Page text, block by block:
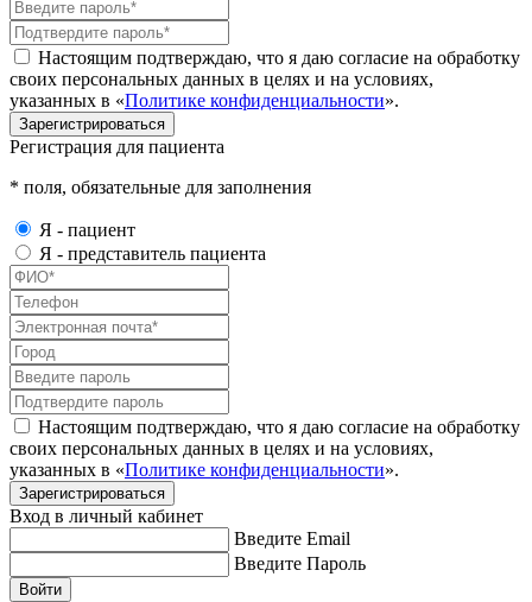
Настоящим подтверждаю, что я даю согласие на обработку
своих персональных данных в целях и на условиях,
указанных в «Политике конфиденциальности».
Зарегистрироваться
Регистрация для пациента
* поля, обязательные для заполнения
Я - пациент
Я - представитель пациента
Настоящим подтверждаю, что я даю согласие на обработку
своих персональных данных в целях и на условиях,
указанных в «Политике конфиденциальности».
Зарегистрироваться
Вход в личный кабинет
Введите Email
Введите Пароль